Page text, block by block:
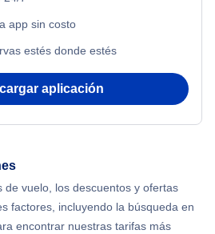
to Atenas
Nueva York
York
app sin costo
estés donde estés
aplicación
de vuelo, los descuentos y ofertas
factores, incluyendo la búsqueda en
encontrar nuestras tarifas más